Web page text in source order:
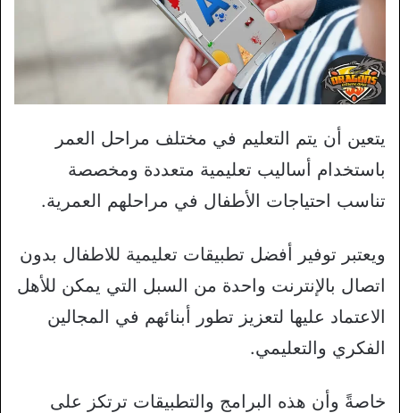
يتعين أن يتم التعليم في مختلف مراحل العمر
باستخدام أساليب تعليمية متعددة ومخصصة
تناسب احتياجات الأطفال في مراحلهم العمرية.
ويعتبر توفير أفضل تطبيقات تعليمية للاطفال بدون
اتصال بالإنترنت واحدة من السبل التي يمكن للأهل
الاعتماد عليها لتعزيز تطور أبنائهم في المجالين
الفكري والتعليمي.
خاصةً وأن هذه البرامج والتطبيقات ترتكز على